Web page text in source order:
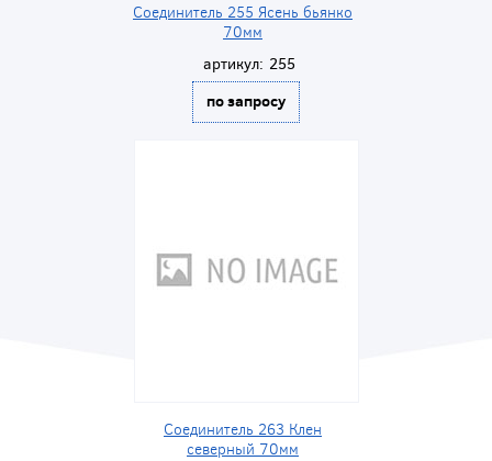
Соединитель 255 Ясень бьянко
70мм
артикул: 255
по запросу
Соединитель 263 Клен
северный 70мм